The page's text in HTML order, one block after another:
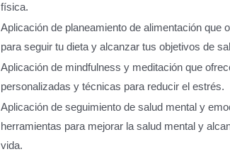
física.
Aplicación de planeamiento de alimentación que
para seguir tu dieta y alcanzar tus objetivos de
Aplicación de mindfulness y meditación que
personalizadas y técnicas para reducir el estrés.
Aplicación de seguimiento de salud mental y
herramientas para mejorar la salud mental y
vida.